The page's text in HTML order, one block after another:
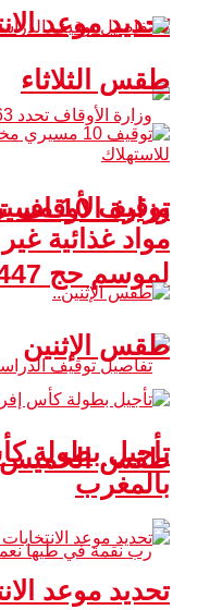
تحديد موعد
لموسم حج 1447هـ
طقس الخميس
طقس الثلاثاء
توقيف
مواد غذائية
طقس الإثنين
تأجيل بطولة
بالمغرب
تحديد موعد